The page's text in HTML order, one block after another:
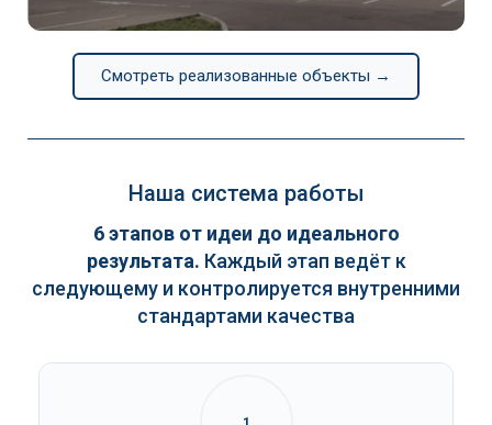
Continental
Смотреть реализованные объекты →
Наша система работы
6 этапов от идеи до идеального
результата. Каждый этап ведёт к
следующему и контролируется внутренними
стандартами качества